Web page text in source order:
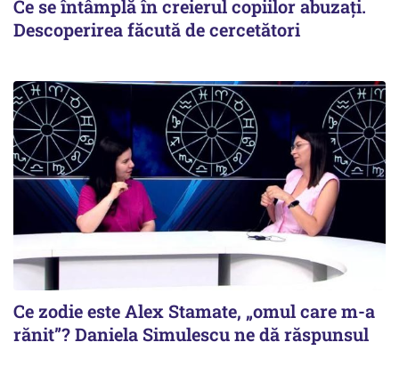
Ce se întâmplă în creierul copiilor abuzați.
Descoperirea făcută de cercetători
Ce zodie este Alex Stamate, „omul care m-a
rănit”? Daniela Simulescu ne dă răspunsul